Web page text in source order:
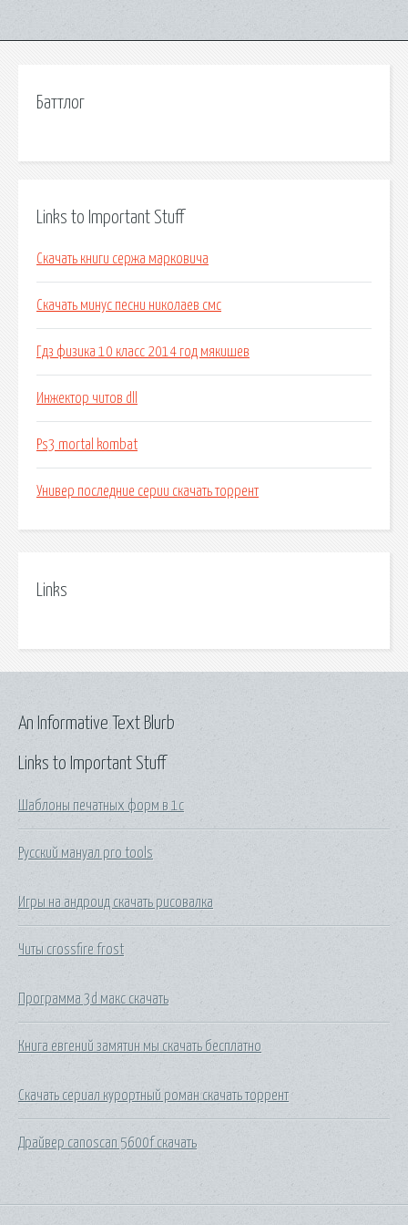
Баттлог
Links to Important Stuff
Скачать книги сержа марковича
Скачать минус песни николаев смс
Гдз физика 10 класс 2014 год мякишев
Инжектор читов dll
Ps3 mortal kombat
Универ последние серии скачать торрент
Links
Links to Important Stuff
Шаблоны печатных форм в 1с
Русский мануал pro tools
Игры на андроид скачать рисовалка
Читы crossfire frost
Программа 3d макс скачать
Книга евгений замятин мы скачать бесплатно
Скачать сериал курортный роман скачать торрент
Драйвер canoscan 5600f скачать
An Informative Text Blurb